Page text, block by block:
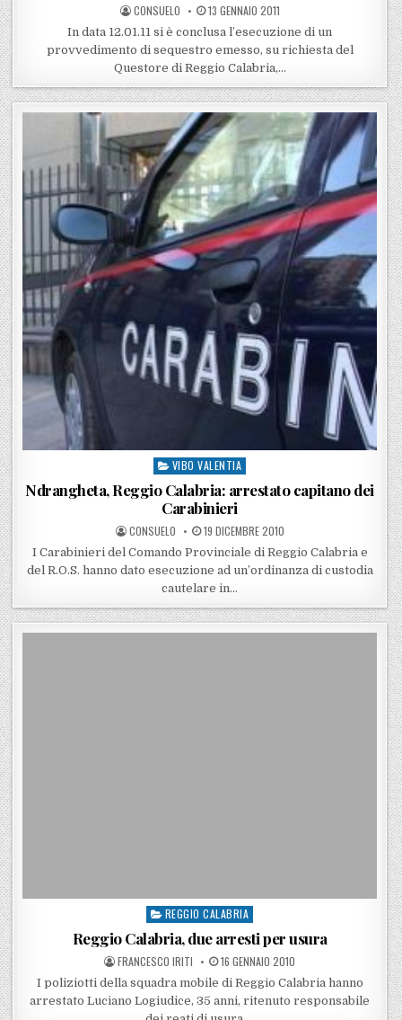
POSTED BY
CONSUELO POSTED ON
13 GENNAIO 2011
In data 12.01.11 si è conclusa l’esecuzione di un
provvedimento di sequestro emesso, su richiesta del
Questore di Reggio Calabria,…
Posted in
VIBO VALENTIA
Ndrangheta, Reggio Calabria: arrestato capitano dei
Carabinieri
POSTED BY
CONSUELO POSTED ON
19 DICEMBRE 2010
I Carabinieri del Comando Provinciale di Reggio Calabria e
del R.O.S. hanno dato esecuzione ad un’ordinanza di custodia
cautelare in…
Posted in
REGGIO CALABRIA
Reggio Calabria, due arresti per usura
POSTED BY
FRANCESCO IRITI POSTED ON
16 GENNAIO 2010
I poliziotti della squadra mobile di Reggio Calabria hanno
arrestato Luciano Logiudice, 35 anni, ritenuto responsabile